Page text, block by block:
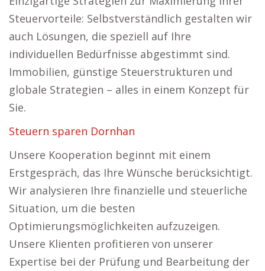
Steuervorteile: Selbstverständlich gestalten wir
auch Lösungen, die speziell auf Ihre
individuellen Bedürfnisse abgestimmt sind.
Immobilien, günstige Steuerstrukturen und
globale Strategien – alles in einem Konzept für
Sie.
Steuern sparen Dornhan
Unsere Kooperation beginnt mit einem
Erstgespräch, das Ihre Wünsche berücksichtigt.
Wir analysieren Ihre finanzielle und steuerliche
Situation, um die besten
Optimierungsmöglichkeiten aufzuzeigen.
Unsere Klienten profitieren von unserer
Expertise bei der Prüfung und Bearbeitung der